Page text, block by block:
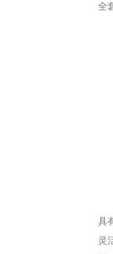
全
具
灵